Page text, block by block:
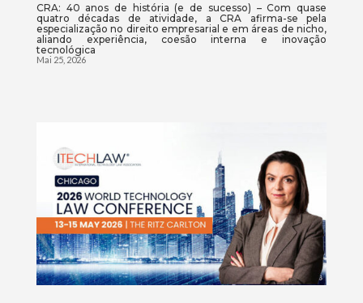
CRA: 40 anos de história (e de sucesso) – Com quase
quatro décadas de atividade, a CRA afirma-se pela
especialização no direito empresarial e em áreas de nicho,
aliando experiência, coesão interna e inovação
tecnológica
Mai 25, 2026